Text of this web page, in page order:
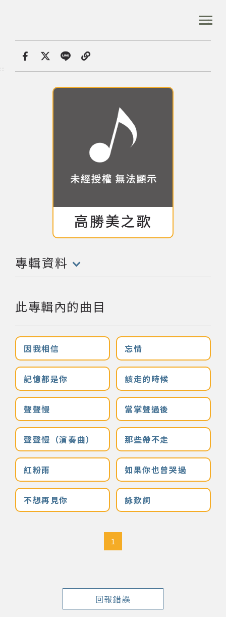
區
:::
首頁 音樂資料庫
:::
專輯:
高勝美之歌
專輯資料
(點擊開啟/收合以下內容)
此專輯內的曲目
因我相信 忘情
記憶都是你 該走的時候
聲聲慢 當掌聲過後
聲聲慢（演奏曲） 那些帶不走
紅粉雨 如果你也曾哭過
不想再見你 詠歎詞
1
回報錯誤
首頁
音樂人口述歷史
專文專區
關於資料庫
音樂空間
音樂獎項
組織協會
曲目統計表
臺北流行音樂中心
隱私權保護政策
著作權及免責聲明